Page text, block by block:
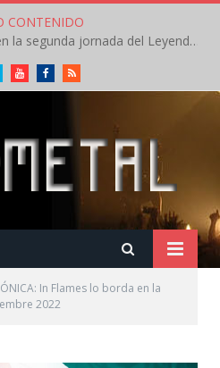
CONTENIDO
Crónica: Slaugther to Prevail pone la garra, Savatage la clase en la apertura del Leyendas del Rock – Miércoles – Agosto 2026
YoutubeFacebookRSS
In Flames lo borda en la
2022